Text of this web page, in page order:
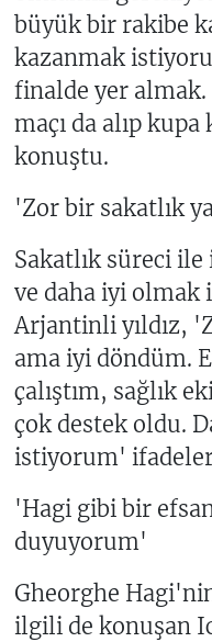
büyük bir rakibe
kazanmak
finalde yer almak.
maçı da alıp
konuştu.
'Zor bir sakatlık
Sakatlık süreci
ve daha iyi olmak
Arjantinli yıldız,
ama iyi döndüm.
çalıştım, sağlık
çok destek oldu.
istiyorum'
'Hagi gibi bir
duyuyorum'
Gheorghe
ilgili de konuşan